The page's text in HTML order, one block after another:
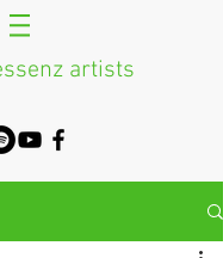
artists